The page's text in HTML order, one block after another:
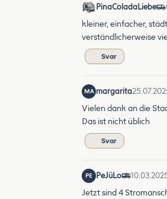
PinaColadaLiebe
kleiner, einfacher,
verständlicherweise
Svar
MA margarita
Vielen dank an die
Das ist nicht üblich
Svar
PE PeJüLo
Jetzt sind 4